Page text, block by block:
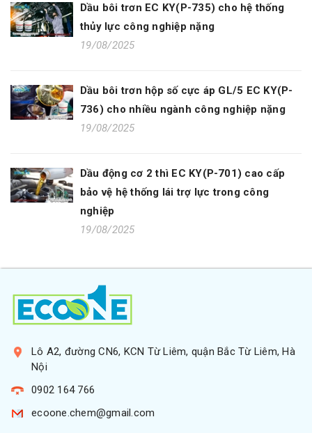
Dầu bôi trơn EC KY(P-735) cho hệ thống
thủy lực công nghiệp nặng
19/08/2025
Dầu bôi trơn hộp số cực áp GL/5 EC KY(P-
736) cho nhiều ngành công nghiệp nặng
19/08/2025
Dầu động cơ 2 thì EC KY(P-701) cao cấp
bảo vệ hệ thống lái trợ lực trong công
nghiệp
19/08/2025
Lô A2, đường CN6, KCN Từ Liêm, quận Bắc Từ Liêm, Hà
Nội
0902 164 766
ecoone.chem@gmail.com